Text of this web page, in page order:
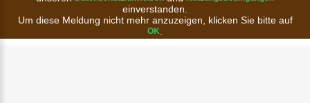
einverstanden.
Um diese Meldung nicht mehr anzuzeigen, klicken Sie bitte auf
OK